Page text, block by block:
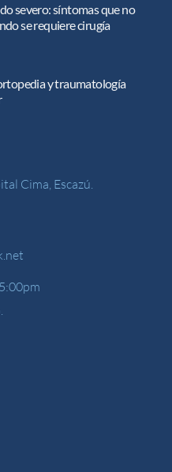
severo: síntomas que no
se requiere cirugía
y traumatología
Cima, Escazú.